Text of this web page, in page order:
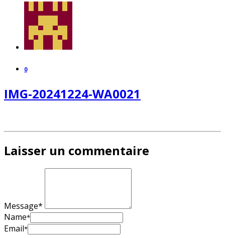
0
IMG-20241224-WA0021
Laisser un commentaire
Message*
Name*
Email*